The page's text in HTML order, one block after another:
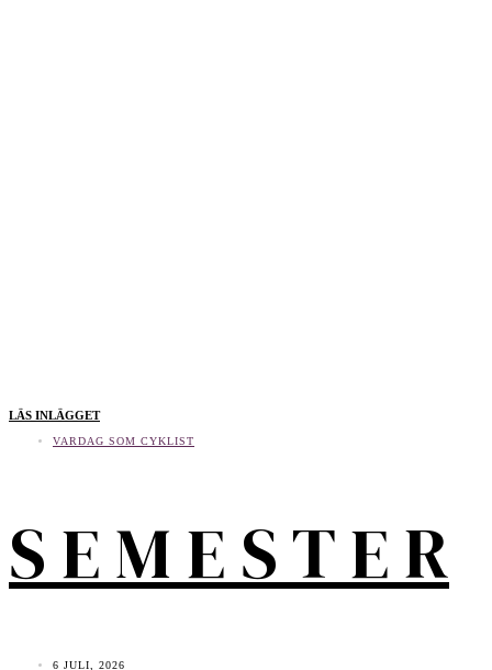
LÄS INLÄGGET
VARDAG SOM CYKLIST
S E M E S T E R
6 JULI, 2026